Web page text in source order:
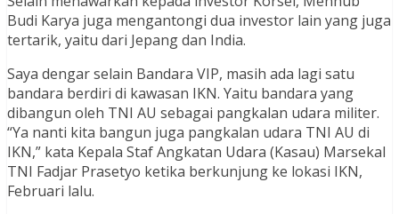
Budi Karya juga mengantongi dua investor lain yang juga
tertarik, yaitu dari Jepang dan India.
Saya dengar selain Bandara VIP, masih ada lagi satu
bandara berdiri di kawasan IKN. Yaitu bandara yang
dibangun oleh TNI AU sebagai pangkalan udara militer.
“Ya nanti kita bangun juga pangkalan udara TNI AU di
IKN,” kata Kepala Staf Angkatan Udara (Kasau) Marsekal
TNI Fadjar Prasetyo ketika berkunjung ke lokasi IKN,
Februari lalu.